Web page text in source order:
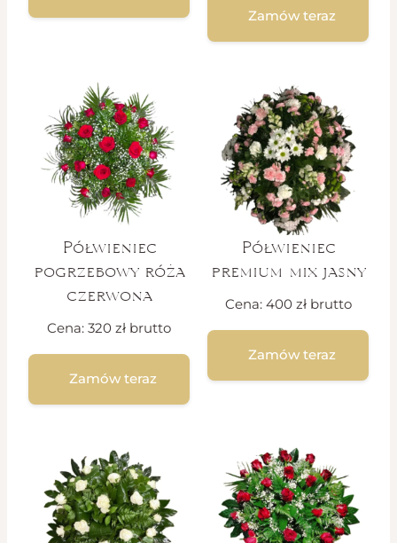
Zamów teraz
Półwieniec
pogrzebowy róża
czerwona
Cena: 320 zł brutto
Zamów teraz
Półwieniec
premium mix jasny
Cena: 400 zł brutto
Zamów teraz